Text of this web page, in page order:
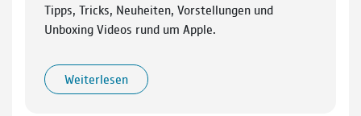
Tipps, Tricks, Neuheiten, Vorstellungen und
Unboxing Videos rund um Apple.
Weiterlesen